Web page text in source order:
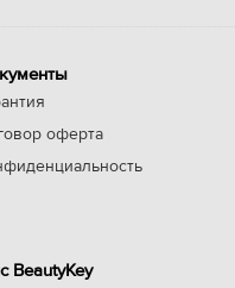
оферта
BeautyKey